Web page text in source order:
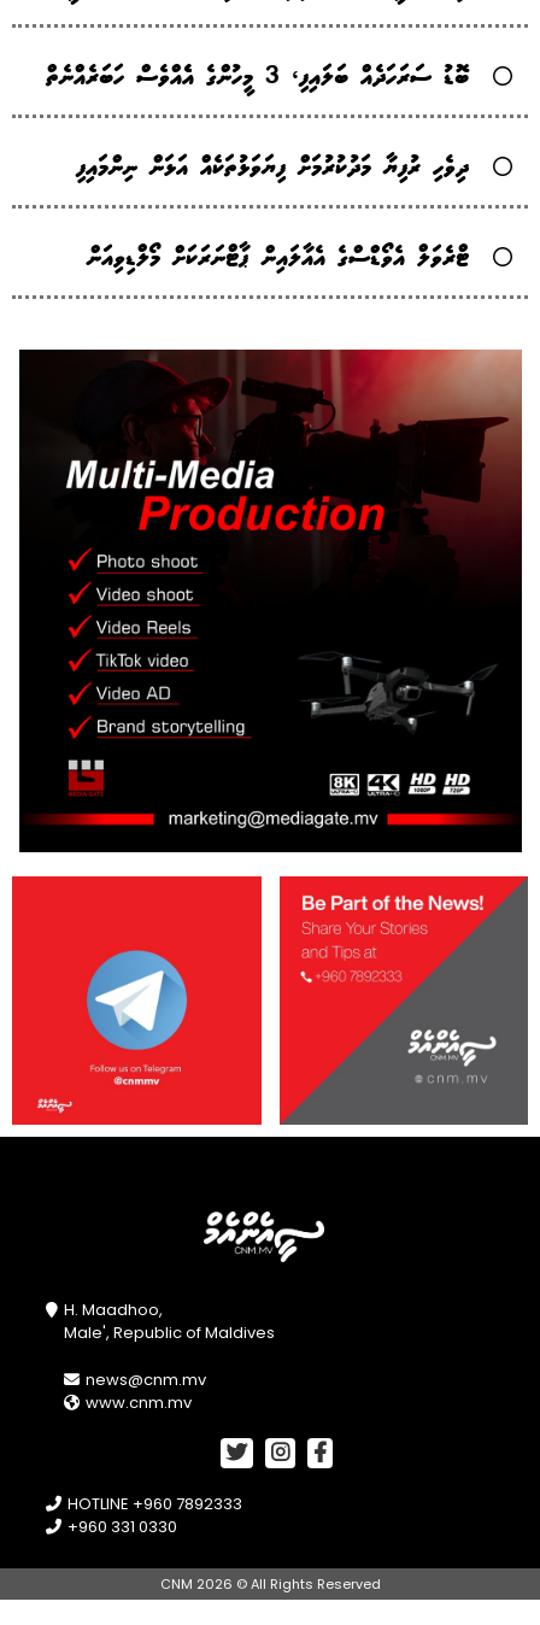
ބޮޑު ސަރަހަދެއް ބަލައިފި، 3 މީހުންގެ އެެއްވެސް ހަބަރެއްނެތް
ދިވެހި ރުފިޔާ މަދުކުރުމަށް ފިޔަވަޅުތަކެއް އަޅަން ނިންމައިފި
ޓްރެވަލް އެވޯޑްސްގެ އެއާލައިން ޕާޓްނަރަކަށް މޯލްޑިވިއަން
H. Maadhoo,
Male', Republic of Maldives
news@cnm.mv
www.cnm.mv
HOTLINE +960 7892333
+960 331 0330
CNM 2026 © All Rights Reserved